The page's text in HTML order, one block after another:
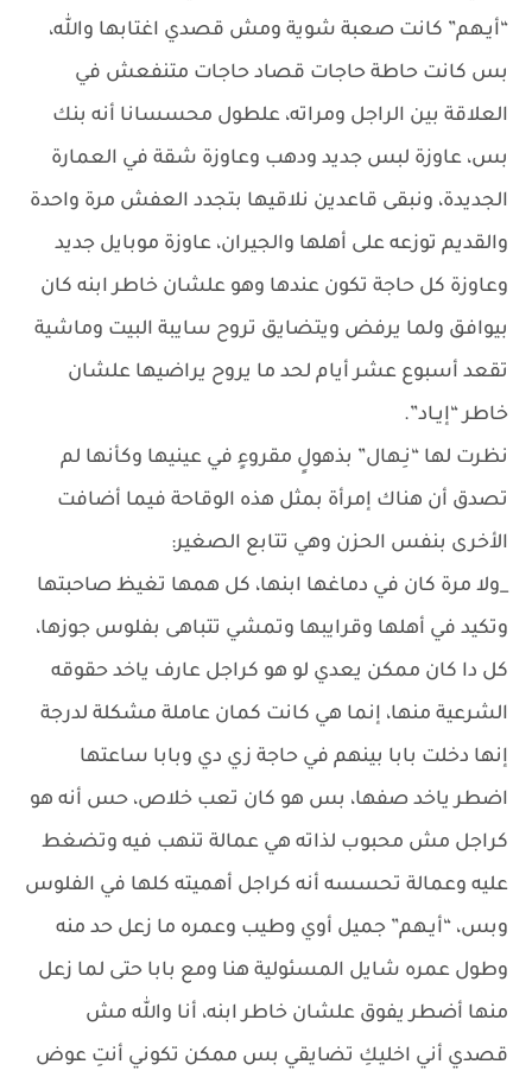
“أيـهم” كانت صعبة شوية ومش قصدي اغتابها والله،
بس كانت حاطة حاجات قصاد حاجات متنفعش في
العلاقة بين الراجل ومراته، علطول محسسانا أنه بنك
بس، عاوزة لبس جديد ودهب وعاوزة شقة في العمارة
الجديدة، ونبقى قاعدين نلاقيها بتجدد العفش مرة واحدة
والقديم توزعه على أهلها والجيران، عاوزة موبايل جديد
وعاوزة كل حاجة تكون عندها وهو علشان خاطر ابنه كان
بيوافق ولما يرفض ويتضايق تروح سايبة البيت وماشية
تقعد أسبوع عشر أيام لحد ما يروح يراضيها علشان
خاطر “إيـاد”.
نظرت لها “نِـهال” بذهولٍ مقروءٍ في عينيها وكأنها لم
تصدق أن هناك إمرأة بمثل هذه الوقاحة فيما أضافت
الأخرى بنفس الحزن وهي تتابع الصغير:
_ولا مرة كان في دماغها ابنها، كل همها تغيظ صاحبتها
وتكيد في أهلها وقرايبها وتمشي تتباهى بفلوس جوزها،
كل دا كان ممكن يعدي لو هو كراجل عارف ياخد حقوقه
الشرعية منها، إنما هي كانت كمان عاملة مشكلة لدرجة
إنها دخلت بابا بينهم في حاجة زي دي وبابا ساعتها
اضطر ياخد صفها، بس هو كان تعب خلاص، حس أنه هو
كراجل مش محبوب لذاته هي عمالة تنهب فيه وتضغط
عليه وعمالة تحسسه أنه كراجل أهميته كلها في الفلوس
وبس، “أيـهم” جميل أوي وطيب وعمره ما زعل حد منه
وطول عمره شايل المسئولية هنا ومع بابا حتى لما زعل
منها أضطر يفوق علشان خاطر ابنه، أنا والله مش
قصدي أني اخليكِ تضايقي بس ممكن تكوني أنتِ عوض